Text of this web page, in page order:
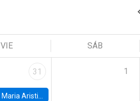
VIE SÁB
31
Maria Aristizabal-Ramirez, FED Board
1